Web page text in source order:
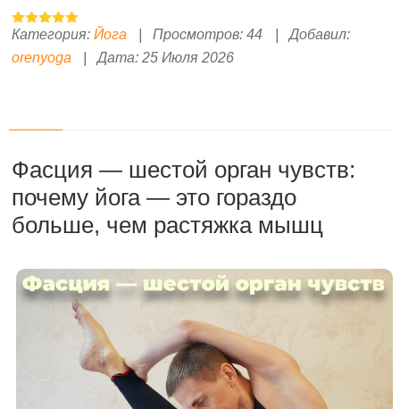
Категория: Йога Просмотров: 44
Добавил:
orenyoga
Дата: 25 Июля 2026
Фасция — шестой орган чувств:
почему йога — это гораздо
больше, чем растяжка мышц